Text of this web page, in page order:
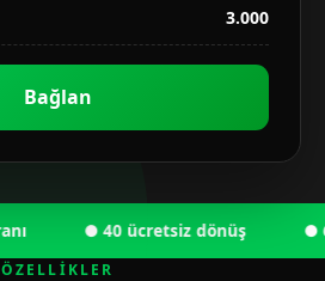
3.000
Bağlan
● 40 ücretsiz dönüş ●
ÖZELLIKLER